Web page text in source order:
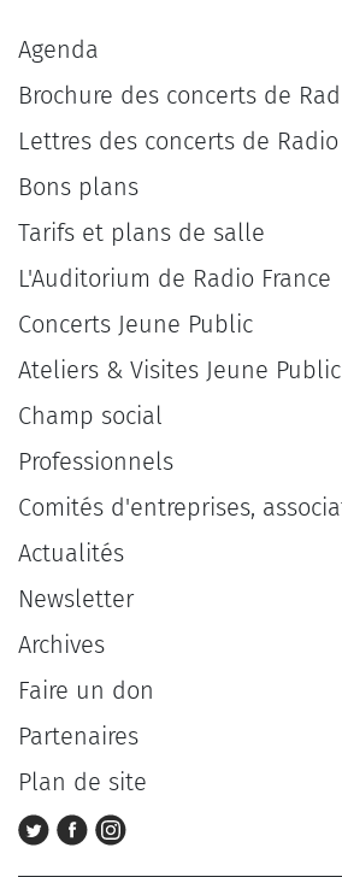
Agenda
Brochure des concerts de
Lettres des concerts de Radio
Bons plans
Tarifs et plans de salle
L'Auditorium de Radio France
Concerts Jeune Public
Ateliers & Visites Jeune Public
Champ social
Professionnels
Comités d'entreprises,
Actualités
Newsletter
Archives
Faire un don
Partenaires
Plan de site